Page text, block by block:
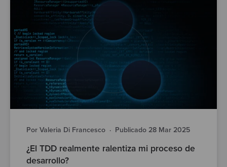
Por Valeria Di Francesco · Publicado 28 Mar 2025
¿El TDD realmente ralentiza mi proceso de
desarrollo?